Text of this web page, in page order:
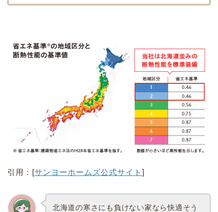
引用：[サンヨーホームズ公式サイト ]
北海道の寒さにも負けない家なら快適そう